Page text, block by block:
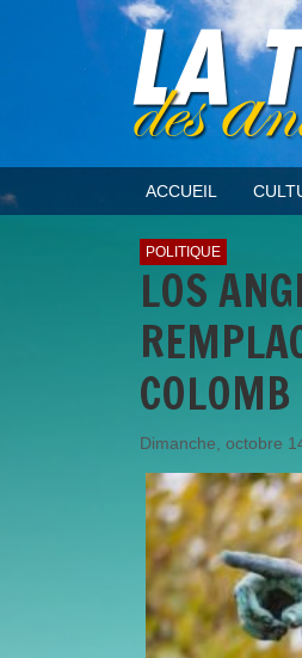
ACCUEIL
POLITIQUE
LOS
COLOMB
Dimanche, octobre